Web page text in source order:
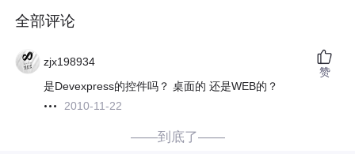
全部评论
zjx198934
是Devexpress的控件吗？ 桌面的 还是WEB的？
2010-11-22
赞
——到底了——